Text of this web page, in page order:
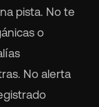
pista. No te
o
No alerta